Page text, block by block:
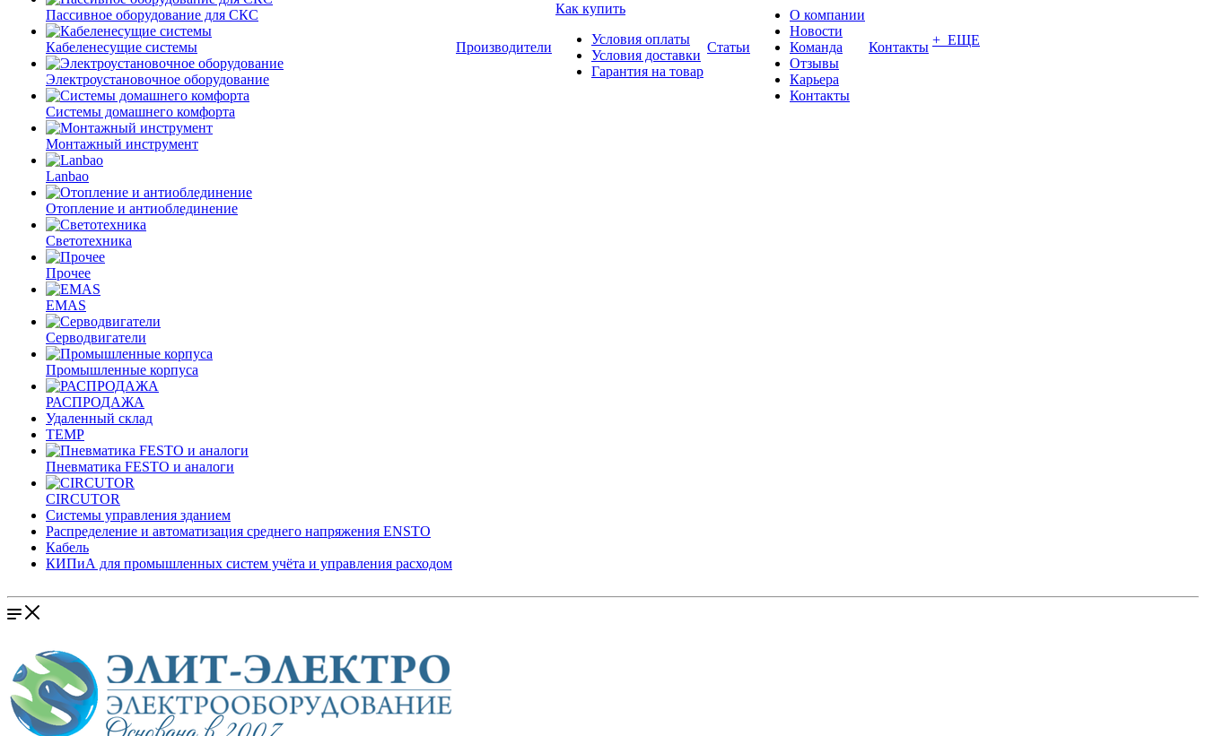
Пассивное оборудование для СКС
Кабеленесущие системы
Электроустановочное оборудование
Системы домашнего комфорта
Монтажный инструмент
Lanbao
Отопление и антиоблединение
Светотехника
Прочее
EMAS
Cерводвигатели
Промышленные корпуса
РАСПРОДАЖА
Удаленный склад
TEMP
Пневматика FESTO и аналоги
CIRCUTOR
Системы управления зданием
Распределение и автоматизация среднего напряжения ENSTO
Кабель
КИПиА для промышленных систем учёта и управления расходом
Производители
Как купить
Условия оплаты
Условия доставки
Гарантия на товар
Статьи
О компании
Новости
Команда
Отзывы
Карьера
Контакты
Контакты + ЕЩЕ